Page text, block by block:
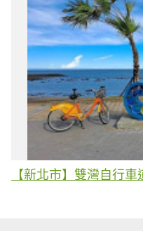
【新北市】雙灣自行